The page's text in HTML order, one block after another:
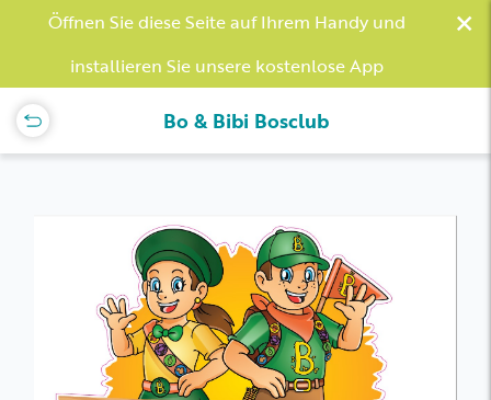
Öffnen Sie diese Seite auf Ihrem Handy und
installieren Sie unsere kostenlose App
×
Bo & Bibi Bosclub